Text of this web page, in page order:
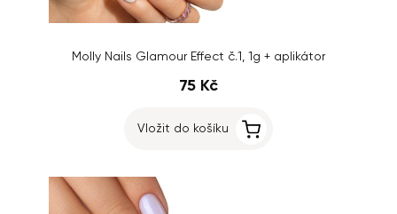
Molly Nails Glamour Effect č.1, 1g + aplikátor
75 Kč
Vložit do košíku